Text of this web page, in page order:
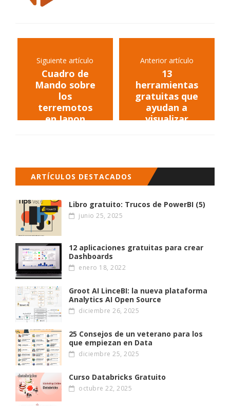
Siguiente artículo
Cuadro de
Mando sobre
los
terremotos
en Japon
Anterior artículo
13
herramientas
gratuitas que
ayudan a
visualizar
ARTÍCULOS DESTACADOS
Libro gratuito: Trucos de PowerBI (5)
junio 25, 2025
12 aplicaciones gratuitas para crear
Dashboards
enero 18, 2022
Groot AI LinceBI: la nueva plataforma
Analytics AI Open Source
diciembre 26, 2025
25 Consejos de un veterano para los
que empiezan en Data
diciembre 25, 2025
Curso Databricks Gratuito
octubre 22, 2025